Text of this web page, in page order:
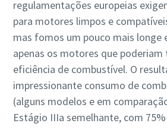
regulamentações europeias
para motores limpos e
mas fomos um pouco mais longe
apenas os motores que poderiam
eficiência de combustível. O
impressionante consumo de
(alguns modelos e em
Estágio IIIa semelhante, com